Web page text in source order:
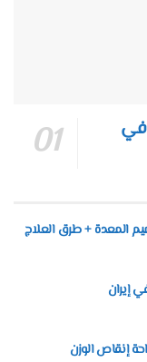
في
إيران
إنقاص الوزن